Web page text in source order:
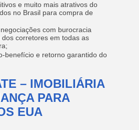
e muito mais atrativos do
no Brasil para compra de
com burocracia
corretores em todas as
benefício e retorno garantido do
– IMOBILIÁRIA
PARA
EUA